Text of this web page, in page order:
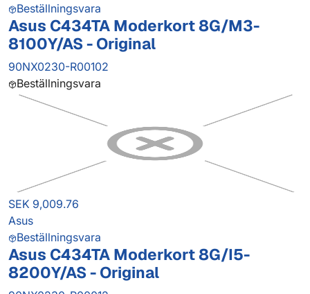
Beställningsvara
Asus C434TA Moderkort 8G/M3-
8100Y/AS - Original
90NX0230-R00102
Beställningsvara
SEK 9,009.76
Asus
Beställningsvara
Asus C434TA Moderkort 8G/I5-
8200Y/AS - Original